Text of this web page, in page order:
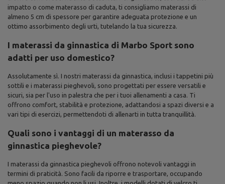
impatto o come materasso di caduta, ti consigliamo materassi di
almeno 5 cm di spessore per garantire adeguata protezione e un
ottimo assorbimento degli urti, tutelando la tua sicurezza.
I materassi da ginnastica di Marbo Sport sono
adatti per uso domestico?
Assolutamente sì. I nostri materassi da ginnastica, inclusi i tappetini più
sottili e i materassi pieghevoli, sono progettati per essere versatili e
sicuri, sia per l'uso in palestra che per i tuoi allenamenti a casa. Ti
offrono comfort, stabilità e protezione, adattandosi a spazi diversi e a
vari tipi di esercizi, permettendoti di allenarti in tutta tranquillità.
Quali sono i vantaggi di un materasso da
ginnastica pieghevole?
I materassi da ginnastica pieghevoli offrono notevoli vantaggi in
termini di praticità. Sono facili da riporre e trasportare, occupando